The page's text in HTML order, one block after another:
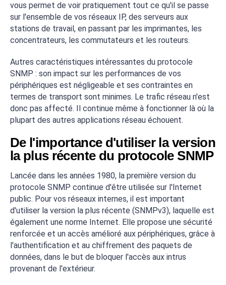
vous permet de voir pratiquement tout ce qu'il se passe
sur l'ensemble de vos réseaux IP, des serveurs aux
stations de travail, en passant par les imprimantes, les
concentrateurs, les commutateurs et les routeurs.
Autres caractéristiques intéressantes du protocole
SNMP : son impact sur les performances de vos
périphériques est négligeable et ses contraintes en
termes de transport sont minimes. Le trafic réseau n'est
donc pas affecté. Il continue même à fonctionner là où la
plupart des autres applications réseau échouent.
De l'importance d'utiliser la version
la plus récente du protocole SNMP
Lancée dans les années 1980, la première version du
protocole SNMP continue d'être utilisée sur l'Internet
public. Pour vos réseaux internes, il est important
d'utiliser la version la plus récente (SNMPv3), laquelle est
également une norme Internet. Elle propose une sécurité
renforcée et un accès amélioré aux périphériques, grâce à
l'authentification et au chiffrement des paquets de
données, dans le but de bloquer l'accès aux intrus
provenant de l'extérieur.